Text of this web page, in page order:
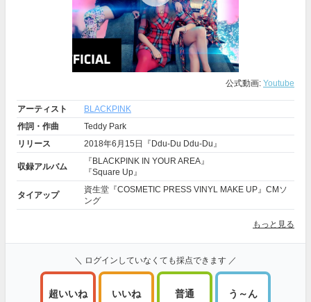
公式動画: Youtube
アーティスト
BLACKPINK
作詞・作曲
Teddy Park
リリース
2018年6月15日『Ddu-Du Ddu-Du』
収録アルバム
『BLACKPINK IN YOUR AREA』
『Square Up』
タイアップ
資生堂『COSMETIC PRESS VINYL MAKE UP』CMソ
ング
もっと見る
＼ ログインしていなくても採点できます ／
超いいね いいね 普通 う～ん